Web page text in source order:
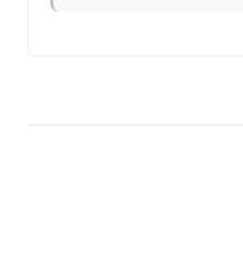
JEJE接下来有什么计划？